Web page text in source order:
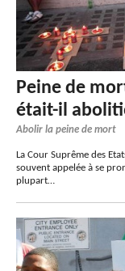
Peine de
était-il
Abolir la peine de mort
La Cour Suprême des
souvent appelée à se
plupart…